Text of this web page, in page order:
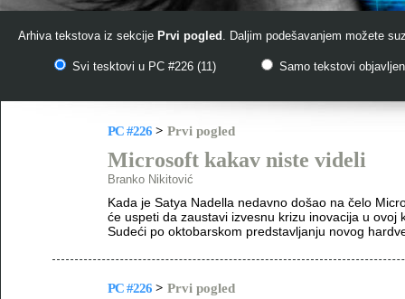
Arhiva tekstova iz sekcije Prvi pogled . Daljim podešavanjem možete
Svi tesktovi u PC #226 (11) Samo tekstovi
PC #226 > Prvi pogled
Microsoft kakav niste videli
Branko Nikitović
Kada je Satya Nadella nedavno došao na čelo
će uspeti da zaustavi izvesnu krizu inovacija u
Sudeći po oktobarskom predstavljanju novog
PC #226 > Prvi pogled